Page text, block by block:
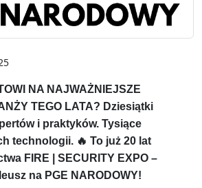
NA NAJWAŻNIEJSZE
TEGO LATA? Dziesiątki
i praktyków. Tysiące
technologii. 🔥 To już 20 lat
FIRE | SECURITY EXPO –
na PGE NARODOWY!